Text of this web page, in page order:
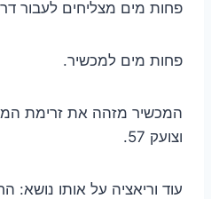
פחות מים מצליחים לעבור
פחות מים למכשיר.
המכשיר מזהה את זרימת
וצועק 57.
עוד וריאציה על אותו נושא: